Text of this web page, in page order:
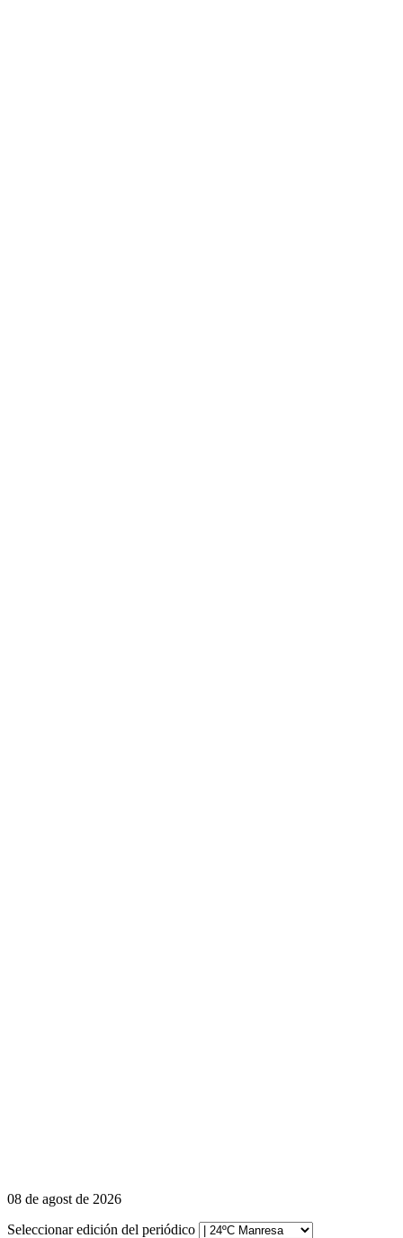
08 de agost de 2026
Seleccionar edición del periódico